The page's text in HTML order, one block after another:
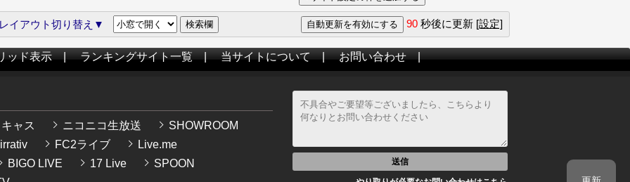
イアウト切り替え▼ 90 秒後に更新 [設定]
ッド表示|ランキングサイト一覧|当サイトについて|お問い合わせ|
ャス ニコニコ生放送
SHOWROOM
FC2ライブ
Live.me
BIGO LIVE
17 Live
SPOON
送信